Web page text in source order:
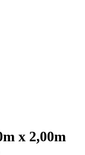
x 2,00m